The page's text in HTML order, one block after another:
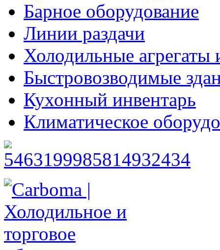
Барное оборудование
Линии раздачи
Холодильные агрегаты
Быстровозводимые
Кухонный инвентарь
Климатическое